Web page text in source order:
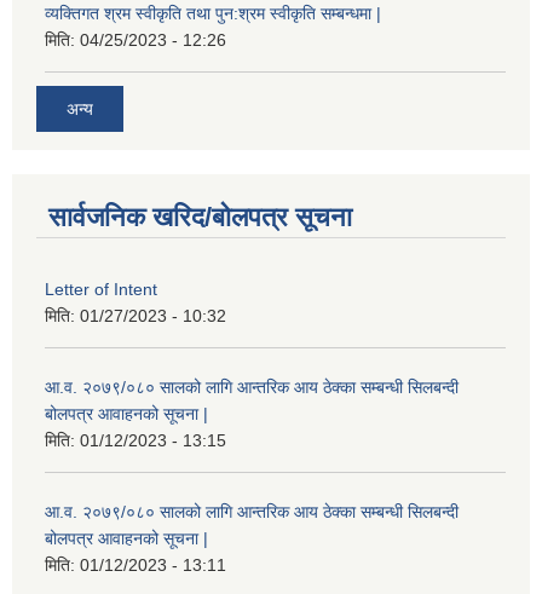
व्यक्तिगत श्रम स्वीकृति तथा पुन:श्रम स्वीकृति सम्बन्धमा |
मिति: 04/25/2023 - 12:26
अन्य
सार्वजनिक खरिद/बोलपत्र सूचना
Letter of Intent
मिति: 01/27/2023 - 10:32
आ.व. २०७९/०८० सालको लागि आन्तरिक आय ठेक्का सम्बन्धी सिलबन्दी
बोलपत्र आवाहनको सूचना |
मिति: 01/12/2023 - 13:15
आ.व. २०७९/०८० सालको लागि आन्तरिक आय ठेक्का सम्बन्धी सिलबन्दी
बोलपत्र आवाहनको सूचना |
मिति: 01/12/2023 - 13:11